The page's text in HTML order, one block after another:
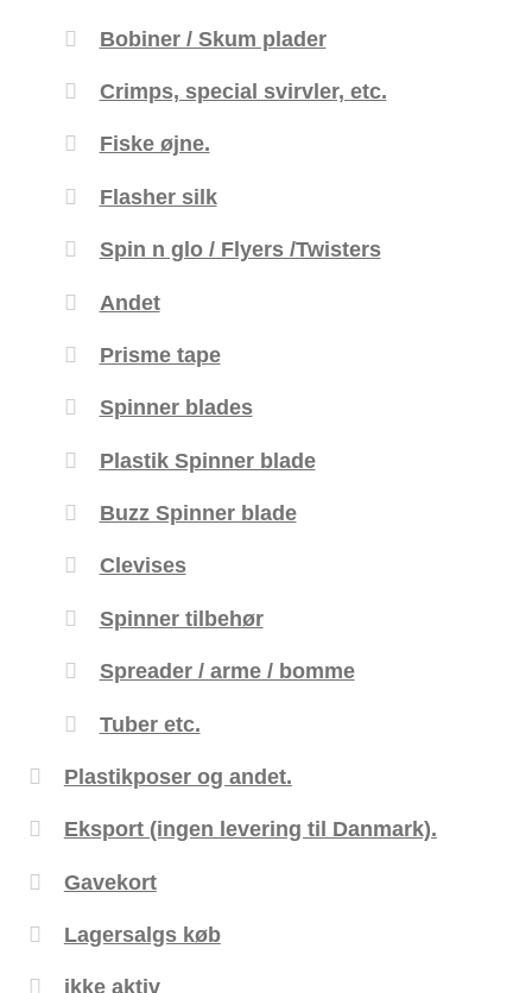
Bobiner / Skum plader
Crimps, special svirvler, etc.
Fiske øjne.
Flasher silk
Spin n glo / Flyers /Twisters
Andet
Prisme tape
Spinner blades
Plastik Spinner blade
Buzz Spinner blade
Clevises
Spinner tilbehør
Spreader / arme / bomme
Tuber etc.
Plastikposer og andet.
Eksport (ingen levering til Danmark).
Gavekort
Lagersalgs køb
ikke aktiv